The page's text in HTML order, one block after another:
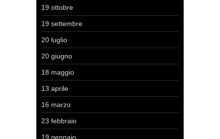
19 ottobre
19 settembre
20 luglio
20 giugno
18 maggio
13 aprile
16 marzo
23 febbraio
19 gennaio